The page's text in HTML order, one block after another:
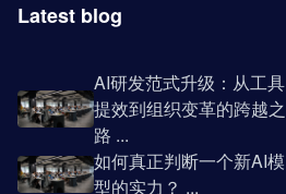
Latest blog
AI研发范式升级：从工具
提效到组织变革的跨越之
路 ...
如何真正判断一个新AI模
型的实力？ ...